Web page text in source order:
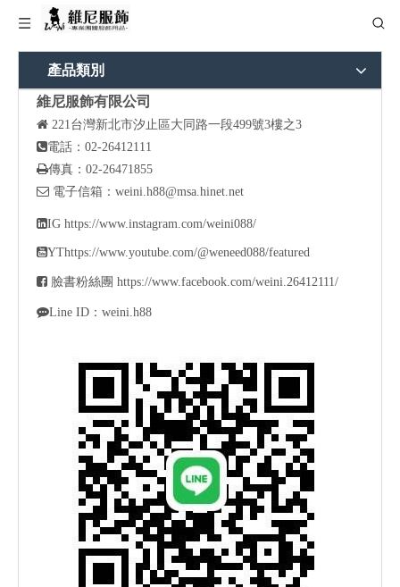
產品類別
維尼服飾有限公司
 221台灣新北市汐止區大同路一段499號3樓之3
電話：02-26412111
傳真：02-26471855
 電子信箱： weini.h88@msa.hinet.net
IG https://www.instagram.com/weini088/
YThttps://www.youtube.com/@weneed088/featured
 臉書粉絲團 https://www.facebook.com/weini.26412111/
Line ID：weini.h88